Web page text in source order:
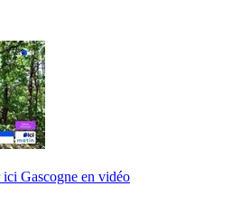
Gascogne en vidéo